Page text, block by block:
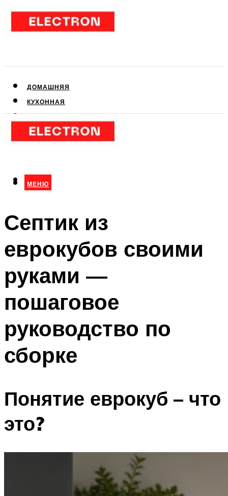
ДОМАШНЯЯ
КУХОННАЯ
КЛИМАТИЧЕСКАЯ
МЕНЮ
МЕНЮ
Септик из
еврокубов своими
руками —
пошаговое
руководство по
сборке
Понятие еврокуб – что
это?